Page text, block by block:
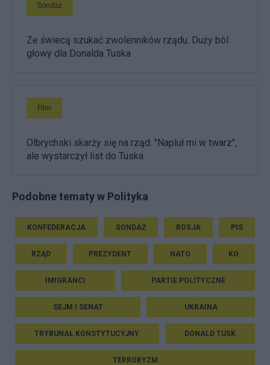
Sondaż
Ze świecą szukać zwolenników rządu. Duży ból
głowy dla Donalda Tuska
Film
Olbrychski skarży się na rząd. "Napluł mi w twarz",
ale wystarczył list do Tuska
Podobne tematy w Polityka
KONFEDERACJA SONDAŻ ROSJA PIS
RZĄD PREZYDENT NATO KO
IMIGRANCI PARTIE POLITYCZNE
SEJM I SENAT UKRAINA
TRYBUNAŁ KONSTYTUCYJNY DONALD TUSK
TERRORYZM